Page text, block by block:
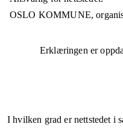
OSLO KOMMUNE,
Erklæringen er
I hvilken grad er nettstedet i